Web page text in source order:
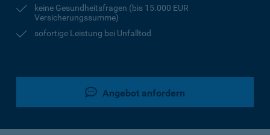
keine Gesundheitsfragen (bis 15.000 EUR
Versicherungssumme)
sofortige Leistung bei Unfalltod
Angebot anfordern